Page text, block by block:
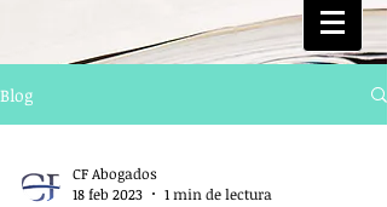
Blog
CF Abogados
18 feb 2023
1 min de lectura